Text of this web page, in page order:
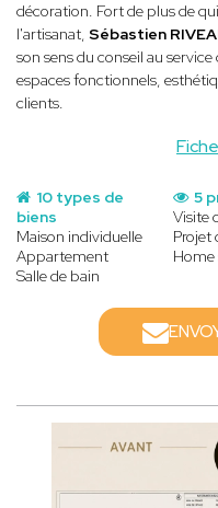
décoration. Fort de plus de
l'artisanat, Sébastien
son sens du conseil au
espaces fonctionnels,
clients.
10 types de
biens
Maison individuelle
Appartement
Salle de bain
5
Visite
Projet
Home